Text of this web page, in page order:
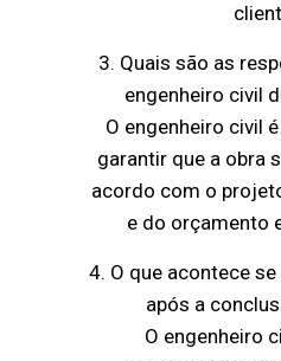
3. Quais são as
engenheiro civil
O engenheiro civil
garantir que a obra
acordo com o
e do orçamento
4. O que acontece
após a
O engenheiro